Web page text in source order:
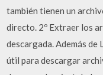
también tienen un
directo. 2º Extraer los
descargada. Además de
útil para descargar